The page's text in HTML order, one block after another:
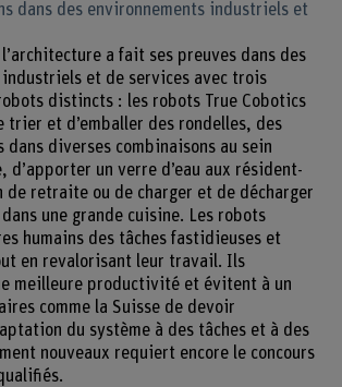
dans des environnements industriels et
a fait ses preuves dans des
industriels et de services avec trois
distincts : les robots True Cobotics
trier et d’emballer des rondelles, des
dans diverses combinaisons au sein
d’apporter un verre d’eau aux résident-
de retraite ou de charger et de décharger
une grande cuisine. Les robots
humains des tâches fastidieuses et
en revalorisant leur travail. Ils
meilleure productivité et évitent à un
comme la Suisse de devoir
du système à des tâches et à des
nouveaux requiert encore le concours